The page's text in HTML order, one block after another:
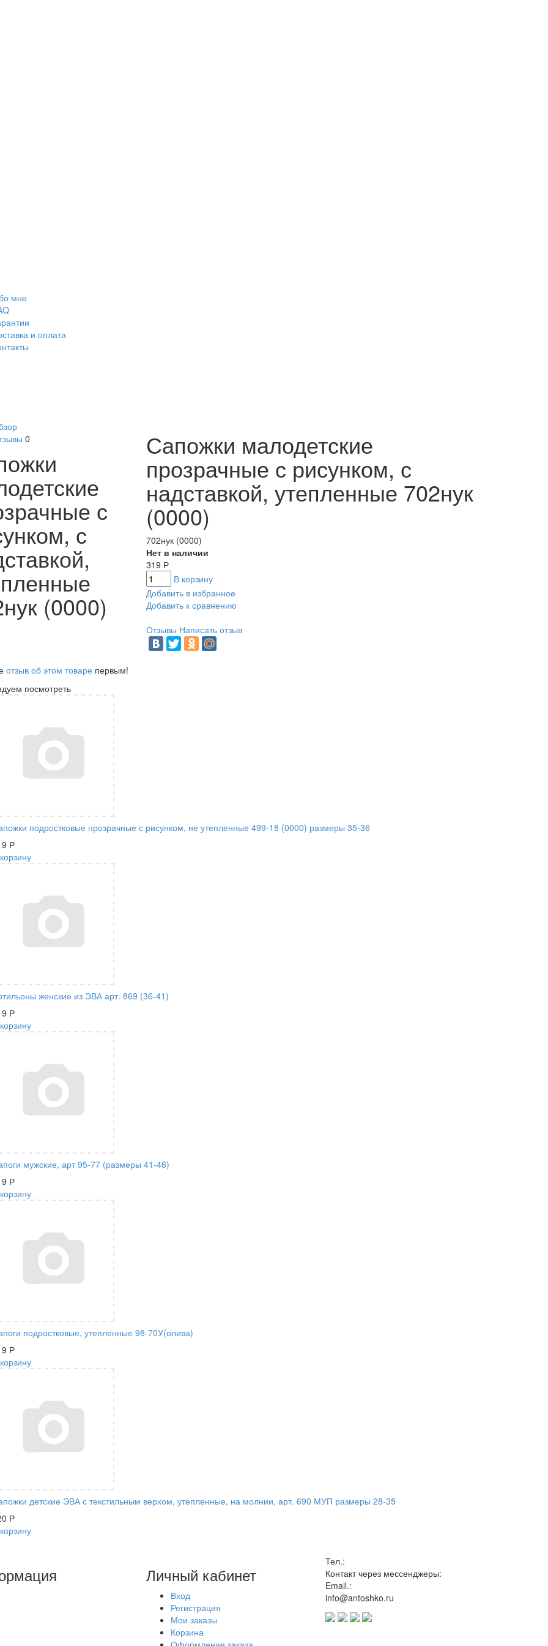
мне
и оплата
0
с
с
(0000)
Сапожки малодетские
прозрачные с рисунком, с
надставкой, утепленные 702нук
(0000)
702нук (0000)
Нет в наличии
319 Р
В корзину
Добавить в избранное
Добавить к сравнению
Отзывы Написать отзыв
отзыв об этом товаре первым!
посмотреть
подростковые прозрачные с рисунком, не утепленные 499-18 (0000) размеры 35-36
Р
женские из ЭВА арт. 869 (36-41)
Р
мужские, арт 95-77 (размеры 41-46)
Р
подростковые, утепленные 98-70У(олива)
Р
детские ЭВА с текстильным верхом, утепленные, на молнии, арт. 690 МУП размеры 28-35
Р
Личный кабинет
Вход
Регистрация
Мои заказы
Корзина
Тел.:
Контакт через мессенджеры:
Email.:
info@antoshko.ru